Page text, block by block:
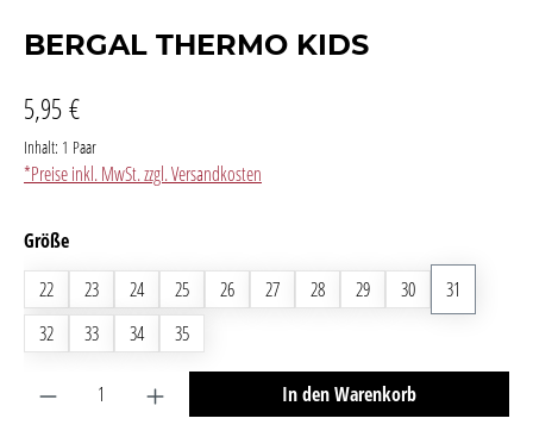
BERGAL THERMO KIDS
5,95 €
Inhalt: 1 Paar
*Preise inkl. MwSt. zzgl. Versandkosten
Größeauswählen
22
23 24 25 26 27 28 29 30
31
32
33 34 35
Produkt Anzahl: Gib den gewünschten Wert ein oder
In den Warenkorb